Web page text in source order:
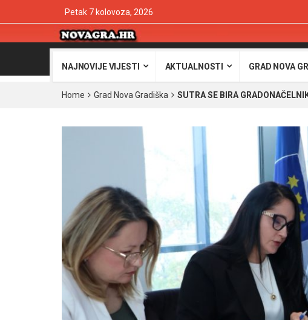
Petak 7 kolovoza, 2026
NAJNOVIJE VIJESTI AKTUALNOSTI GRAD NOVA
Home Grad Nova Gradiška SUTRA SE BIRA